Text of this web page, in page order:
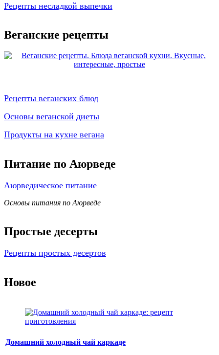
Рецепты несладкой выпечки
Веганские рецепты
Рецепты веганских блюд
Основы веганской диеты
Продукты на кухне вегана
Питание по Аюрведе
Аюрведическое питание
Основы питания по Аюрведе
Простые десерты
Рецепты простых десертов
Новое
Домашний холодный чай каркаде